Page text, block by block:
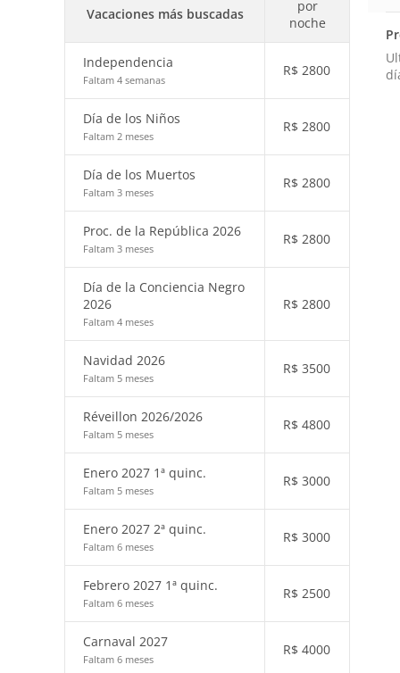
Vacaciones más buscadas
por
noche
Independencia
Faltam 4 semanas
R$ 2800
Día de los Niños
Faltam 2 meses
R$ 2800
Día de los Muertos
Faltam 3 meses
R$ 2800
Proc. de la República 2026
Faltam 3 meses
R$ 2800
Día de la Conciencia Negro
2026
Faltam 4 meses
R$ 2800
Navidad 2026
Faltam 5 meses
R$ 3500
Réveillon 2026/2026
Faltam 5 meses
R$ 4800
Enero 2027 1ª quinc.
Faltam 5 meses
R$ 3000
Enero 2027 2ª quinc.
Faltam 6 meses
R$ 3000
Febrero 2027 1ª quinc.
Faltam 6 meses
R$ 2500
Carnaval 2027
Faltam 6 meses
R$ 4000